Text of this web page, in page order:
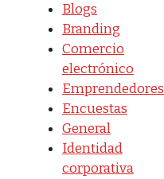
Blogs
Branding
Comercio
electrónico
Emprendedores
Encuestas
General
Identidad
corporativa